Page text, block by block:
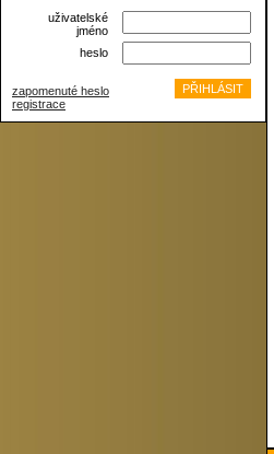
uživatelské
jméno
heslo
zapomenuté heslo
registrace